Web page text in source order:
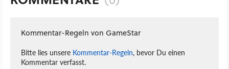
Kommentar-Regeln von GameStar
Bitte lies unsere Kommentar-Regeln, bevor Du einen
Kommentar verfasst.